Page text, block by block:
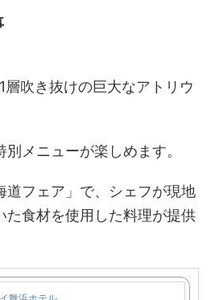
層吹き抜けの巨大なアトリウ
メニューが楽しめます。
道フェア」で、シェフが現地
た食材を使用した料理が提供